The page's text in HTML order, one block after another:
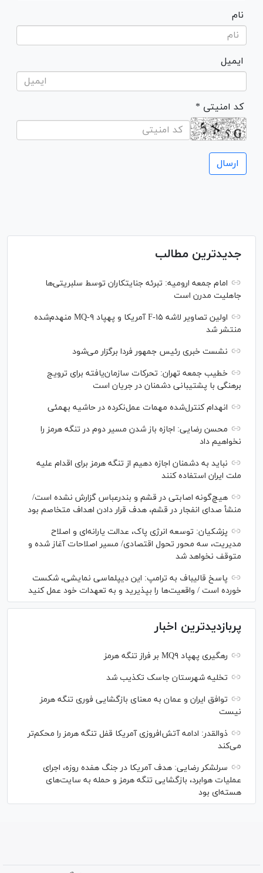
نام
ایمیل
* کد امنیتی
جدیدترین مطالب
امام جمعه ارومیه: تبرئه جنایتکاران توسط سلبریتی‌ها
جاهلیت مدرن است
اولین تصاویر لاشه F-۱۵ آمریکا و پهپاد MQ-۹ منهدم‌شده
منتشر شد
نشست خبری رئیس‌ جمهور فردا برگزار می‌شود
خطیب جمعه تهران: تحرکات سازمان‌یافته برای ترویج
برهنگی با پشتیبانی دشمنان در جریان است
انهدام کنترل‌شده مهمات عمل‌نکرده در حاشیه بهمئی
محسن رضایی: اجازه باز شدن مسیر دوم در تنگه هرمز را
نخواهیم داد
نباید به دشمنان اجازه دهیم از تنگه هرمز برای اقدام علیه
ملت ایران استفاده کنند
هیچ‌گونه اصابتی در قشم و بندرعباس گزارش نشده است/
منشأ صدای انفجار در قشم، هدف قرار دادن اهداف متخاصم بود
پزشکیان: توسعه انرژی پاک، عدالت یارانه‌ای و اصلاح
مدیریت، سه محور تحول اقتصادی/ مسیر اصلاحات آغاز شده و
متوقف نخواهد شد
پاسخ قالیباف به ترامپ: این دیپلماسی نمایشی، شکست
خورده است / واقعیت‌ها را بپذیرید و به تعهدات خود عمل کنید
پربازدیدترین اخبار
رهگیری پهپاد MQ۹ بر فراز تنگه هرمز
تخلیه شهرستان جاسک تکذیب شد
توافق ایران و عمان به معنای بازگشایی فوری تنگه هرمز
نیست
ذوالقدر: ادامه آتش‌افروزی آمریکا قفل تنگه هرمز را محکم‌تر
می‌کند
سرلشکر رضایی: هدف آمریکا در جنگ هفده روزه، اجرای
عملیات هوابرد، بازگشایی تنگه هرمز و حمله به سایت‌های
هسته‌ای بود